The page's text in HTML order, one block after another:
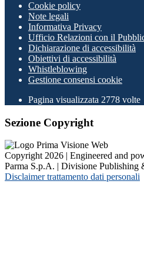
Cookie policy
Note legali
Informativa Privacy
Ufficio Relazioni con il
Dichiarazione di accessibilità
Obiettivi di accessibilità
Whistleblowing
Gestione consensi cookie
Pagina visualizzata 2778 volte
Sezione Copyright
Copyright 2026 | Engineered and
Parma S.p.A. | Divisione Publishing
Disclaimer trattamento dati personali